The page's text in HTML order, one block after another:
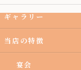
ギャラリー
当店の特徴
宴会